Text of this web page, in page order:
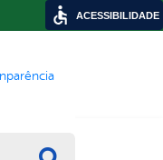
ACESSIBILIDADE